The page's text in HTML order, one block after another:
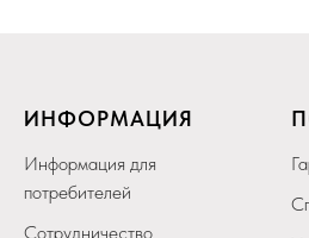
ИНФОРМАЦИЯ
Информация для
потребителей
Сотрудничество